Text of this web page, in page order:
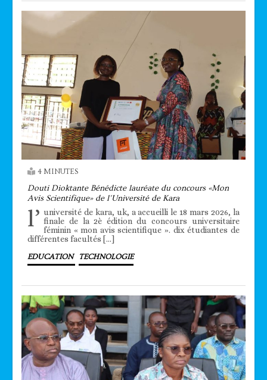
4 MINUTES
Douti Dioktante Bénédicte lauréate du concours «Mon
Avis Scientifique» de l’Université de Kara
l’ université de kara, uk, a accueilli le 18 mars 2026, la
finale de la 2è édition du concours universitaire
féminin « mon avis scientifique ». dix étudiantes de
différentes facultés […]
EDUCATION TECHNOLOGIE